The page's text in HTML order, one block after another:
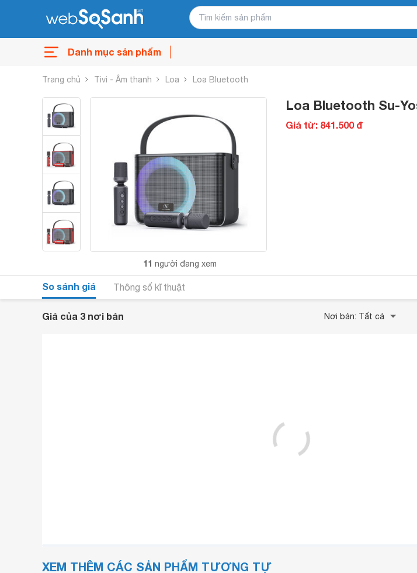
Danh mục sản phẩm
Trang chủ Tivi - Âm thanh Loa Loa Bluetooth
11 người đang xem
Loa Bluetooth Su-
Giá từ: 841.500 đ
So sánh giá Thông số kĩ thuật
Giá của 3 nơi bán Nơi bán: Tất cả
XEM THÊM CÁC SẢN PHẨM TƯƠNG TỰ